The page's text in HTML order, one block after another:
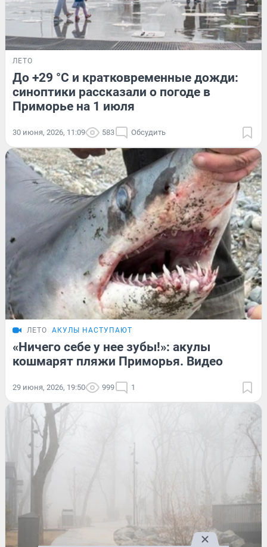
ЛЕТО
До +29 °C и кратковременные дожди:
синоптики рассказали о погоде в
Приморье на 1 июля
30 июня, 2026, 11:09 583 Обсудить
ЛЕТО АКУЛЫ НАСТУПАЮТ
«Ничего себе у нее зубы!»: акулы
кошмарят пляжи Приморья. Видео
29 июня, 2026, 19:50 999 1